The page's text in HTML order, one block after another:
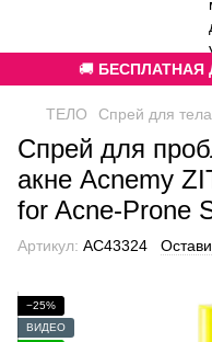
🚚 БЕСПЛАТНАЯ
ТЕЛО Спрей для тела
Спрей для
акне Acnemy
for Acne-Prone
Артикул: AC43324
−25%
ВИДЕО